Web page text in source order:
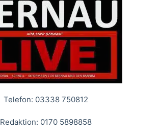
Telefon: 03338 750812
Redaktion: 0170 5898858